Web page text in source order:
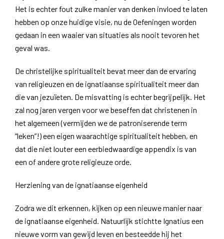
Het is echter fout zulke manier van denken invloed te laten
hebben op onze huidige visie, nu de Oefeningen worden
gedaan in een waaier van situaties als nooit tevoren het
geval was.
De christelijke spiritualiteit bevat meer dan de ervaring
van religieuzen en de ignatiaanse spiritualiteit meer dan
die van jezuïeten. De misvatting is echter begrijpelijk. Het
zal nog jaren vergen voor we beseffen dat christenen in
het algemeen (vermijden we de patroniserende term
“leken”!) een eigen waarachtige spiritualiteit hebben, en
dat die niet louter een eerbiedwaardige appendix is van
een of andere grote religieuze orde.
Herziening van de ignatiaanse eigenheid
Zodra we dit erkennen, kijken op een nieuwe manier naar
de ignatiaanse eigenheid. Natuurlijk stichtte Ignatius een
nieuwe vorm van gewijd leven en besteedde hij het